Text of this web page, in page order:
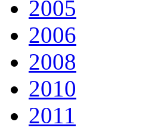
2005
2006
2008
2010
2011